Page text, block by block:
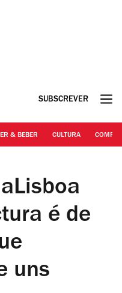
SUBSCREVER
& BEBER CULTURA
é de
uns